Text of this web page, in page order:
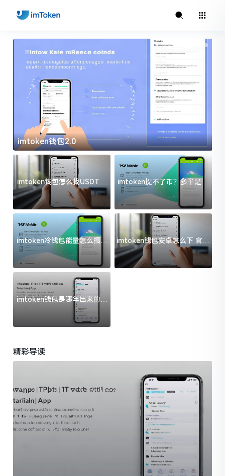
imtoken钱包2.0
imtoken钱包怎么找USDT地
址？三步搞定不踩坑
imtoken提不了币？多半是这
几件事没处理好
imtoken冷钱包能量怎么搞？
过来人告诉你门道
imtoken钱包安卓怎么下 官方
渠道避坑指南
imtoken钱包是哪年出来的？
一文给你说清楚
精彩导读